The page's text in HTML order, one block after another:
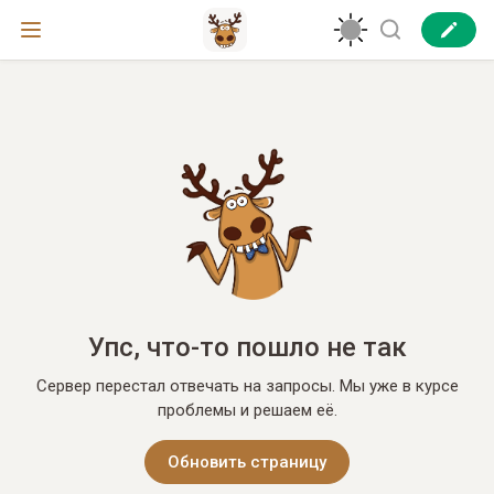
Упс, что-то пошло не так
Сервер перестал отвечать на запросы. Мы уже в курсе
проблемы и решаем её.
Обновить страницу